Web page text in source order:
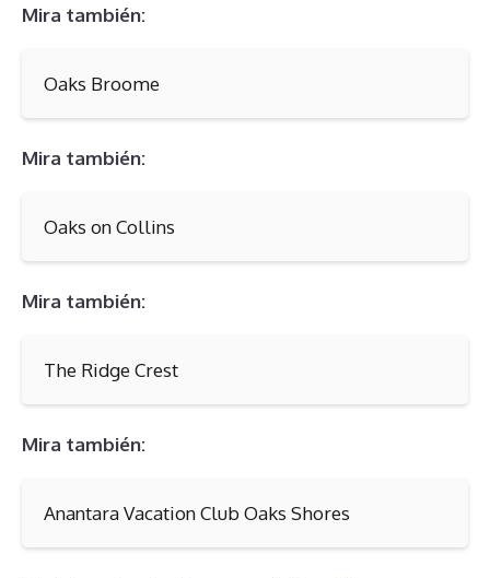
Mira también:
Oaks Broome
Mira también:
Oaks on Collins
Mira también:
The Ridge Crest
Mira también:
Anantara Vacation Club Oaks Shores